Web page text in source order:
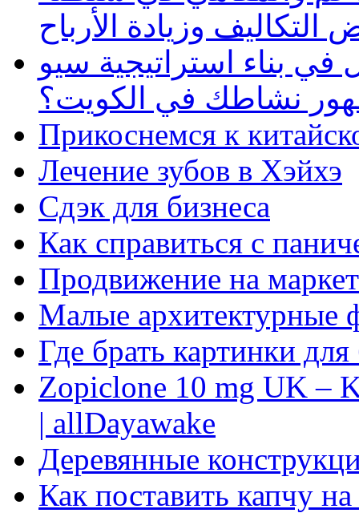
وزيادة الأرباح
بناء استراتيجية سيو
نشاطك في الكويت؟
Прикоснемся к
Лечение зубов в Хэйхэ
Сдэк для бизнеса
Как справиться с
Продвижение на
Малые архитектурные
Где брать картинки
Zopiclone 10 mg UK –
| allDayawake
Деревянные
Как поставить капчу